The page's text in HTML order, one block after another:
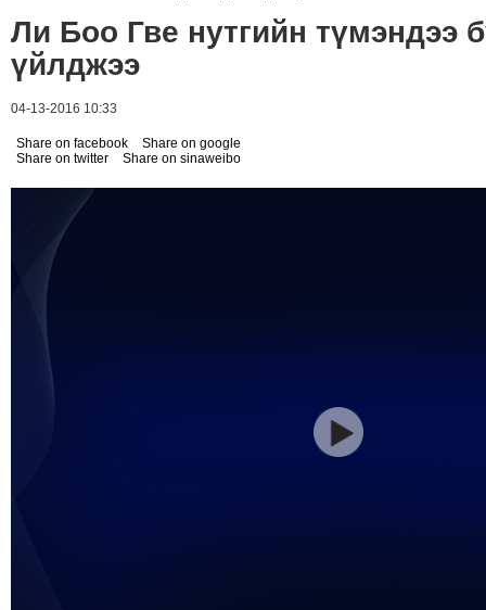
Ли Боо Гве нутгийн түмэндээ
үйлджээ
04-13-2016 10:33
Share on facebook
Share on google
Share on twitter
Share on sinaweibo